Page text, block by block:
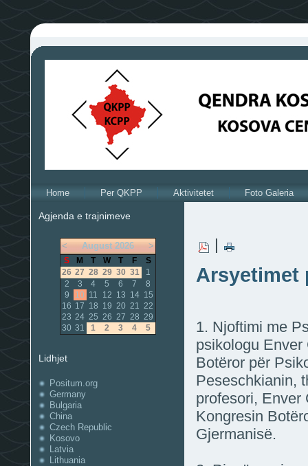
Home Per QKPP Aktivitetet Foto Galeria
Agjenda e trajnimeve
< August 2026 >
S M T W T F
S
26 27 28 29 30 31
1
2
3 4 5 6 7
8
9
10 11 12 13 14 15
16 17 18 19 20 21 22
23 24 25 26 27 28 29
30 31 1 2 3 4 5
Lidhjet
Positum.org
Germany
Bulgaria
China
Czech Republic
Kosovo
Latvia
Lithuania
|
Arsyetimet
1. Njoftimi me
psikologu
Botëror për
Peseschkianin,
profesori, Enver
Kongresin
Gjermanisë.